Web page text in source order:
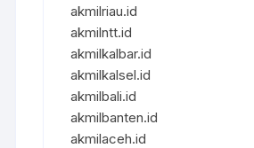
akmilriau.id
akmilntt.id
akmilkalbar.id
akmilkalsel.id
akmilbali.id
akmilbanten.id
akmilaceh.id